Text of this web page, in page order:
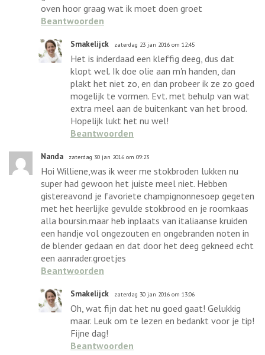
oven hoor graag wat ik moet doen groet
Beantwoorden
Smakelijck zaterdag 23 jan 2016 om 12:45
Het is inderdaad een kleffig deeg, dus dat
klopt wel. Ik doe olie aan m'n handen, dan
plakt het niet zo, en dan probeer ik ze zo goed
mogelijk te vormen. Evt. met behulp van wat
extra meel aan de buitenkant van het brood.
Hopelijk lukt het nu wel!
Beantwoorden
Nanda zaterdag 30 jan 2016 om 09:23
Hoi Williene,was ik weer me stokbroden lukken nu
super had gewoon het juiste meel niet. Hebben
gistereavond je favoriete champignonnesoep gegeten
met het heerlijke gevulde stokbrood en je roomkaas
alla boursin.maar heb inplaats van italiaanse kruiden
een handje vol ongezouten en ongebranden noten in
de blender gedaan en dat door het deeg gekneed echt
een aanrader.groetjes
Beantwoorden
Smakelijck zaterdag 30 jan 2016 om 13:06
Oh, wat fijn dat het nu goed gaat! Gelukkig
maar. Leuk om te lezen en bedankt voor je tip!
Fijne dag!
Beantwoorden